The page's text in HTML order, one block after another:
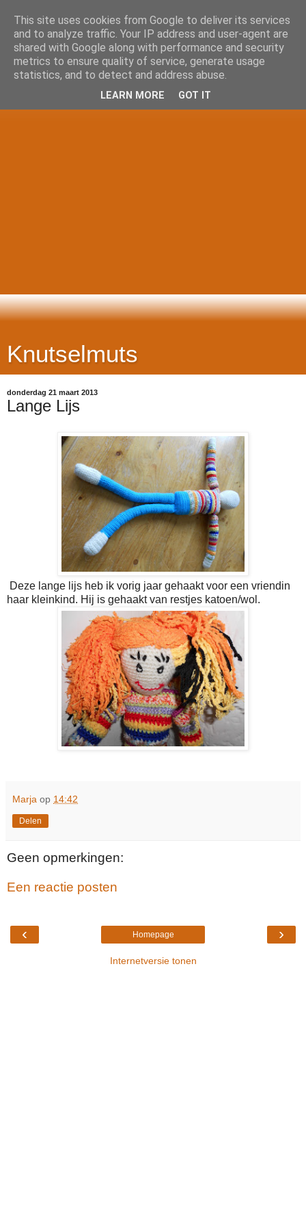
Knutselmuts
donderdag 21 maart 2013
Lange Lijs
Deze lange lijs heb ik vorig jaar gehaakt voor een vriendin
haar kleinkind. Hij is gehaakt van restjes katoen/wol.
Marja op 14:42
Delen
Geen opmerkingen:
Een reactie posten
‹ ›
Homepage
Internetversie tonen
This site uses cookies from Google to deliver its services
and to analyze traffic. Your IP address and user-agent are
shared with Google along with performance and security
metrics to ensure quality of service, generate usage
statistics, and to detect and address abuse.
LEARN MORE GOT IT